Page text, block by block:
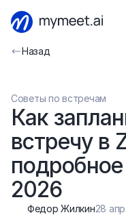
Назад
Советы по встречам
Как
встречу в
2026
Федор Жилкин28